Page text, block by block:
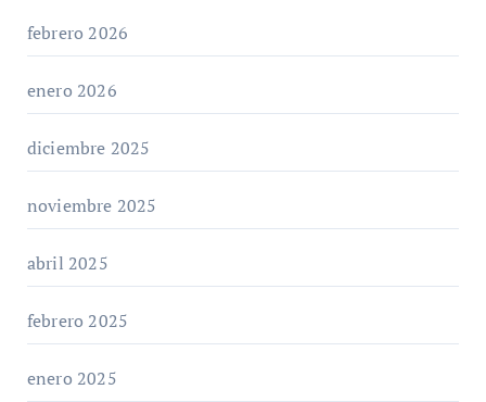
febrero 2026
enero 2026
diciembre 2025
noviembre 2025
abril 2025
febrero 2025
enero 2025